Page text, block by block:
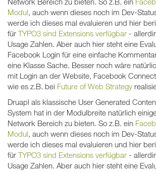
Modul, auch wenn dieses noch im Dev-
werde ich dieses mal evaluieren und hier
für TYPO3 sind Extensions verfügbar -
Usage Zahlen. Aber auch hier steht eine
Facebook Login für eine einfache
eine Klasse Sache. Besser noch wäre
mit Login an der Website, Facebook
wie es z.B. bei Future of Web Strategy
Druapl als klassische User Generated
System hat in der Modulbreite natürlich
Network Bereich zu bieten. So z.B. ein
Modul, auch wenn dieses noch im Dev-
werde ich dieses mal evaluieren und hier
für TYPO3 sind Extensions verfügbar -
Usage Zahlen. Aber auch hier steht eine